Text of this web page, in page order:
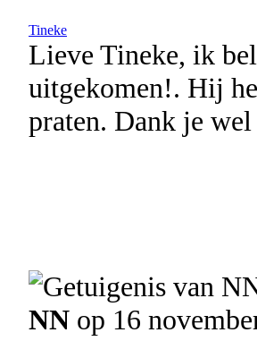
Tineke
Lieve Tineke, ik
uitgekomen!. Hij
praten. Dank je
NN op 16